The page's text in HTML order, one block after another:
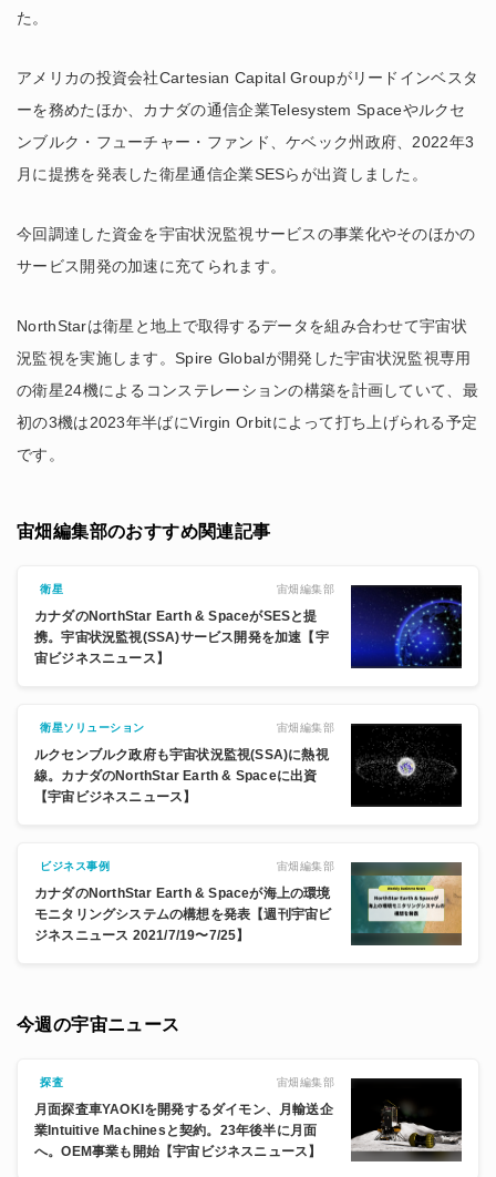
た。
アメリカの投資会社Cartesian Capital Groupがリードインベスタ
ーを務めたほか、カナダの通信企業Telesystem Spaceやルクセ
ンブルク・フューチャー・ファンド、ケベック州政府、2022年3
月に提携を発表した衛星通信企業SESらが出資しました。
今回調達した資金を宇宙状況監視サービスの事業化やそのほかの
サービス開発の加速に充てられます。
NorthStarは衛星と地上で取得するデータを組み合わせて宇宙状
況監視を実施します。Spire Globalが開発した宇宙状況監視専用
の衛星24機によるコンステレーションの構築を計画していて、最
初の3機は2023年半ばにVirgin Orbitによって打ち上げられる予定
です。
宙畑編集部のおすすめ関連記事
衛星 宙畑編集部
カナダのNorthStar Earth & SpaceがSESと提
携。宇宙状況監視(SSA)サービス開発を加速【宇
宙ビジネスニュース】
衛星ソリューション 宙畑編集部
ルクセンブルク政府も宇宙状況監視(SSA)に熱視
線。カナダのNorthStar Earth & Spaceに出資
【宇宙ビジネスニュース】
ビジネス事例 宙畑編集部
カナダのNorthStar Earth & Spaceが海上の環境
モニタリングシステムの構想を発表【週刊宇宙ビ
ジネスニュース 2021/7/19〜7/25】
今週の宇宙ニュース
探査 宙畑編集部
月面探査車YAOKIを開発するダイモン、月輸送企
業Intuitive Machinesと契約。23年後半に月面
へ。OEM事業も開始【宇宙ビジネスニュース】